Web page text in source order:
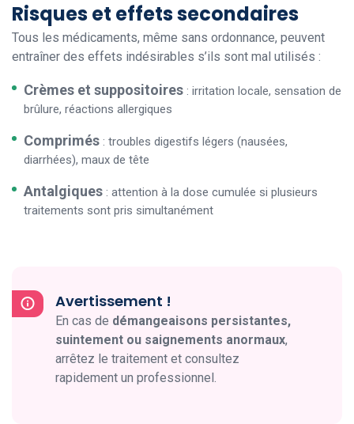
Risques et effets secondaires
Tous les médicaments, même sans ordonnance, peuvent
entraîner des effets indésirables s’ils sont mal utilisés :
Crèmes et suppositoires : irritation locale, sensation de
brûlure, réactions allergiques
Comprimés : troubles digestifs légers (nausées,
diarrhées), maux de tête
Antalgiques : attention à la dose cumulée si plusieurs
traitements sont pris simultanément
Avertissement !
En cas de démangeaisons persistantes,
suintement ou saignements anormaux,
arrêtez le traitement et consultez
rapidement un professionnel.